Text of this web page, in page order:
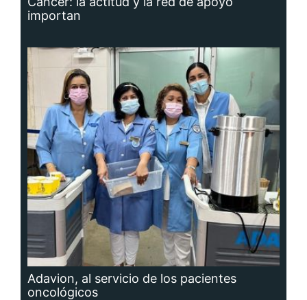
importan
Adavion, al servicio de los pacientes
oncológicos